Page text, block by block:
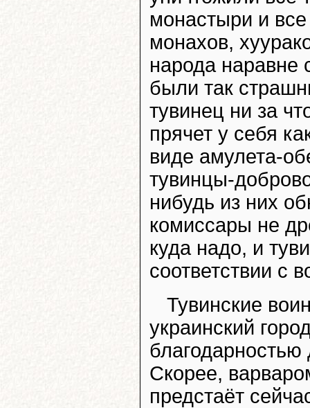
монастыри и
монахов,
народа наравне
были так
тувинец ни за
прячет у себя
виде амулета-
тувинцы-
нибудь из них
комиссары не
куда надо, и
соответствии с
Тувинские
украинский
благодарностью
Скорее,
предстаёт